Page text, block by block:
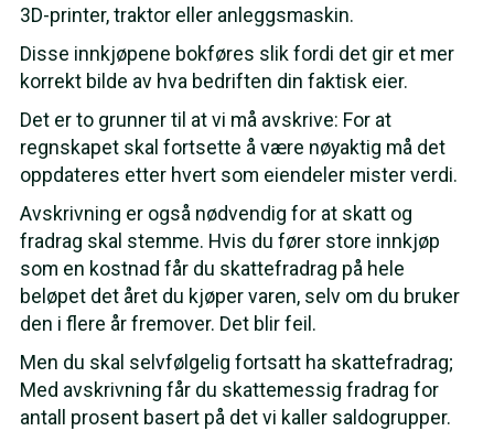
3D-printer, traktor eller anleggsmaskin.
Disse innkjøpene bokføres slik fordi det gir et mer
korrekt bilde av hva bedriften din faktisk eier.
Det er to grunner til at vi må avskrive: For at
regnskapet skal fortsette å være nøyaktig må det
oppdateres etter hvert som eiendeler mister verdi.
Avskrivning er også nødvendig for at skatt og
fradrag skal stemme. Hvis du fører store innkjøp
som en kostnad får du skattefradrag på hele
beløpet det året du kjøper varen, selv om du bruker
den i flere år fremover. Det blir feil.
Men du skal selvfølgelig fortsatt ha skattefradrag;
Med avskrivning får du skattemessig fradrag for
antall prosent basert på det vi kaller saldogrupper.